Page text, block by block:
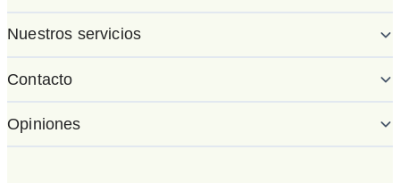
Nuestros servicios
Contacto
Opiniones